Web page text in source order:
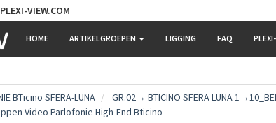
VIEW.COM
HOME ARTIKELGROEPEN LIGGING FAQ
BTicino SFERA-LUNA
GR.02→ BTICINO SFERA LUNA
Video Parlofonie High-End Bticino